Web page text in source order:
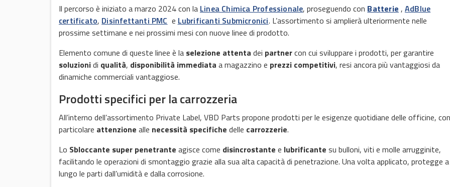
Il percorso è iniziato a marzo 2024 con la Linea Chimica Professionale, proseguendo con Batterie ,AdBlue
certificato, Disinfettanti PMC e Lubrificanti Submicronici. L’assortimento si amplierà ulteriormente nelle
prossime settimane e nei prossimi mesi con nuove linee di prodotto.
Elemento comune di queste linee è la selezione attenta dei partnercon cui sviluppare i prodotti, per garantire
soluzionidi qualità, disponibilità immediata a magazzino e prezzi competitivi, resi ancora più vantaggiosi da
dinamiche commerciali vantaggiose.
Prodotti specifici per la carrozzeria
All’interno dell’assortimento Private Label, VBD Parts propone prodotti per le esigenze quotidiane delle officine, con
particolare attenzione alle necessità specifiche delle carrozzerie.
Lo Sbloccante super penetrante agisce come disincrostante e lubrificante su bulloni, viti e molle arrugginite,
facilitando le operazioni di smontaggio grazie alla sua alta capacità di penetrazione. Una volta applicato, protegge a
lungo le parti dall’umidità e dalla corrosione.